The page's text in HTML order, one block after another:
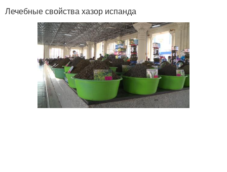
Лечебные свойства хазор испанда